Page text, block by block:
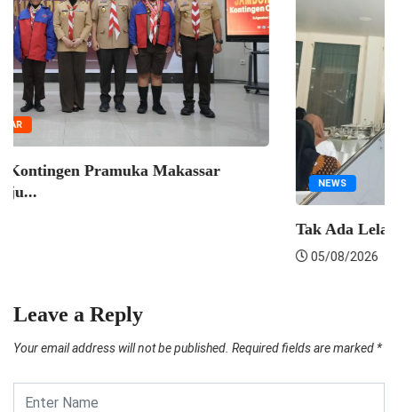
PEMKOT MAKASSAR
Wali Kota Makassar Hadiri Forum
Leave a Reply
Your email address will not be published. Required fields are marked *